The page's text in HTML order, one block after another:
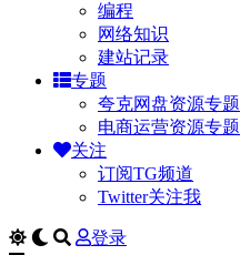
编程
网络知识
建站记录
专题
夸克网盘资源专题
电商运营资源专题
关注
订阅TG频道
Twitter关注我
登录